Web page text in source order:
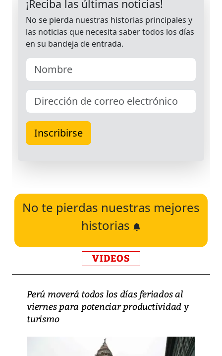
No te pierdas nuestras mejores
historias
VIDEOS
Perú moverá todos los días feriados al
viernes para potenciar productividad y
turismo